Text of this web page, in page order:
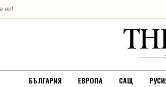
ни!
БЪЛГАРИЯ ЕВРОПА САЩ